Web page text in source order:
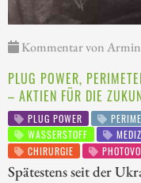
Kommentar von
PLUG POWER,
– AKTIEN FÜR DIE
PLUG POWER
WASSERSTOFF
CHIRURGIE
Spätestens seit der